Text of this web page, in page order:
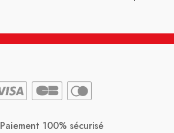
Paiement 100% sécurisé